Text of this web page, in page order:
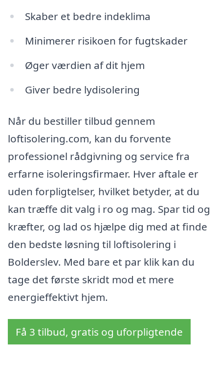
Skaber et bedre indeklima
Minimerer risikoen for fugtskader
Øger værdien af dit hjem
Giver bedre lydisolering
Når du bestiller tilbud gennem
loftisolering.com, kan du forvente
professionel rådgivning og service fra
erfarne isoleringsfirmaer. Hver aftale er
uden forpligtelser, hvilket betyder, at du
kan træffe dit valg i ro og mag. Spar tid og
kræfter, og lad os hjælpe dig med at finde
den bedste løsning til loftisolering i
Bolderslev. Med bare et par klik kan du
tage det første skridt mod et mere
energieffektivt hjem.
Få 3 tilbud, gratis og uforpligtende